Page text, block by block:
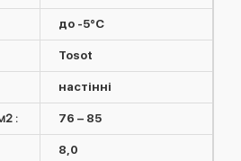
до -5°C
Tosot
настінні
: 76 – 85
8,0